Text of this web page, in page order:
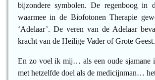
bijzondere symbolen. De regenboog in
waarmee in de Biofotonen Therapie
‘Adelaar’. De veren van de Adelaar
kracht van de Heilige Vader of Grote Geest.
En zo voel ik mij… als een oude sjamane
met hetzelfde doel als de medicijnman…